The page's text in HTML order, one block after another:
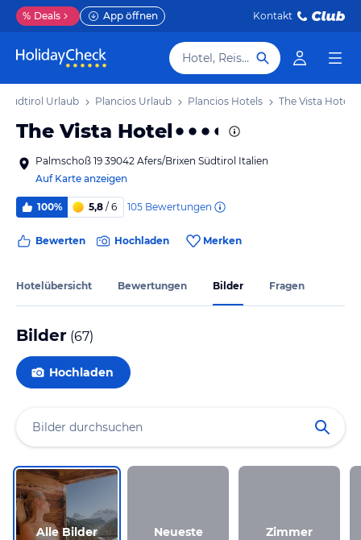
% Deals App öffnen Kontakt
Hotel, Reiseziel
Südtirol Urlaub Plancios Urlaub Plancios Hotels The Vista Hotel
The Vista Hotel
Palmschoß 19 39042 Afers/Brixen Südtirol Italien
Auf Karte anzeigen
100% 5,8 / 6 105 Bewertungen
Bewerten Hochladen Merken
Hotelübersicht Bewertungen Bilder Fragen
Bilder (67)
Hochladen
Alle Bilder Neueste Zimmer